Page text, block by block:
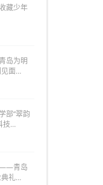
藏少年
岛为明
见面…
部“翠韵
技…
——青岛
典礼…